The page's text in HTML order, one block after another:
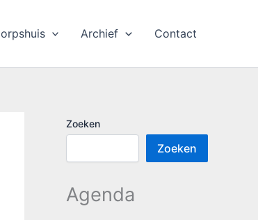
Archief Contact
Zoeken
Zoeken
Agenda